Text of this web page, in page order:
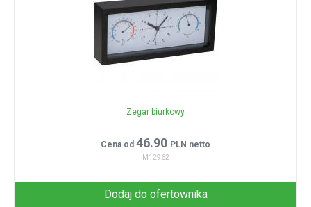
Zegar biurkowy
Cena od 46.90 PLN netto
M12962
Dodaj do ofertownika